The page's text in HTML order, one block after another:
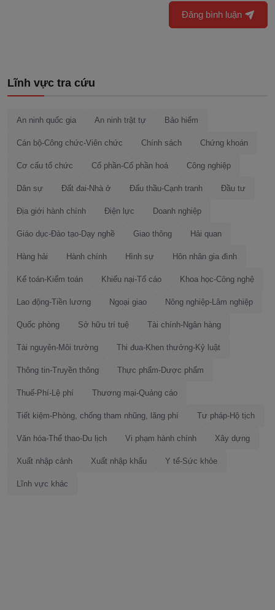
Đăng bình luận
Lĩnh vực tra cứu
An ninh quốc gia An ninh trật tự Bảo hiểm
Cán bộ-Công chức-Viên chức Chính sách Chứng khoán
Cơ cấu tổ chức Cổ phần-Cổ phần hoá Công nghiệp
Dân sự Đất đai-Nhà ở Đấu thầu-Cạnh tranh Đầu tư
Địa giới hành chính Điện lực Doanh nghiệp
Giáo dục-Đào tạo-Dạy nghề Giao thông Hải quan
Hàng hải Hành chính Hình sự Hôn nhân gia đình
Kế toán-Kiểm toán Khiếu nại-Tố cáo Khoa học-Công nghệ
Lao động-Tiền lương Ngoại giao Nông nghiệp-Lâm nghiệp
Quốc phòng Sở hữu trí tuệ Tài chính-Ngân hàng
Tài nguyên-Môi trường Thi đua-Khen thưởng-Kỷ luật
Thông tin-Truyền thông Thực phẩm-Dược phẩm
Thuế-Phí-Lệ phí Thương mại-Quảng cáo
Tiết kiệm-Phòng, chống tham nhũng, lãng phí Tư pháp-Hộ tịch
Văn hóa-Thể thao-Du lịch Vi phạm hành chính Xây dựng
Xuất nhập cảnh Xuất nhập khẩu Y tế-Sức khỏe
Lĩnh vực khác